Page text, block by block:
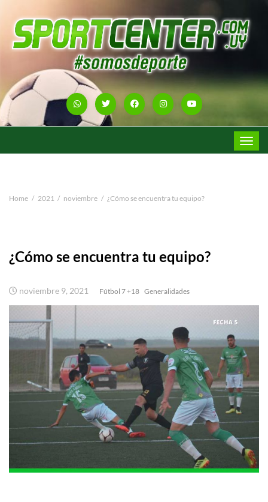
Toggle
Home 2021 noviembre ¿Cómo se encuentra tu equipo?
¿Cómo se encuentra tu equipo?
noviembre 9, 2021 Fútbol 7 +18 Generalidades